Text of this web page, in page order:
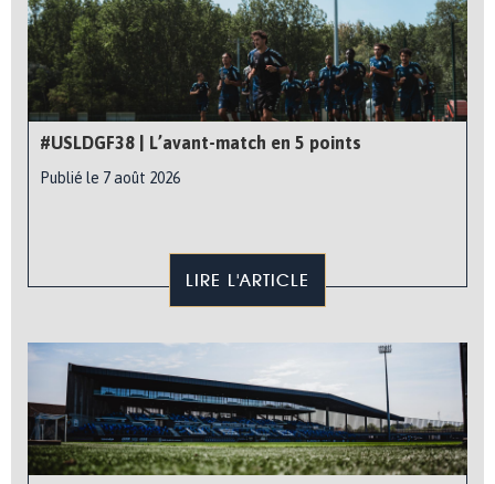
#USLDGF38 | L’avant-match en 5 points
Publié le 7 août 2026
LIRE L'ARTICLE